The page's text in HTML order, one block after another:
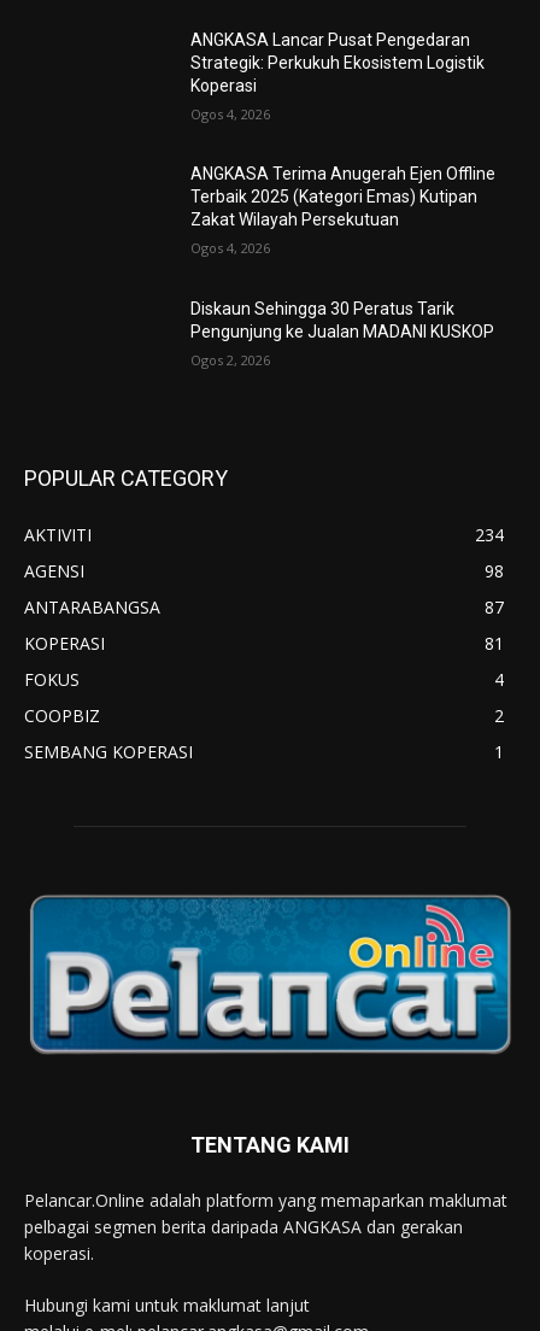
ANGKASA Lancar Pusat Pengedaran
Strategik: Perkukuh Ekosistem Logistik
Koperasi
Ogos 4, 2026
ANGKASA Terima Anugerah Ejen Offline
Terbaik 2025 (Kategori Emas) Kutipan
Zakat Wilayah Persekutuan
Ogos 4, 2026
Diskaun Sehingga 30 Peratus Tarik
Pengunjung ke Jualan MADANI KUSKOP
Ogos 2, 2026
POPULAR CATEGORY
AKTIVITI
234
AGENSI
98
ANTARABANGSA
87
KOPERASI
81
FOKUS
4
COOPBIZ
2
SEMBANG KOPERASI
1
TENTANG KAMI
Pelancar.Online adalah platform yang memaparkan maklumat
pelbagai segmen berita daripada ANGKASA dan gerakan
koperasi.
Hubungi kami untuk maklumat lanjut